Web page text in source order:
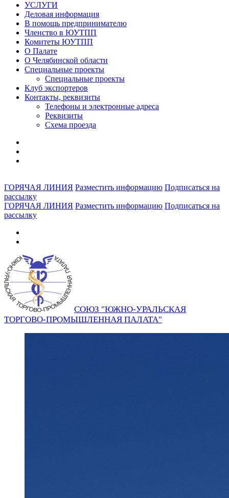
УСЛУГИ
Деловая информация
В помощь предпринимателю
Членство в ЮУТПП
Комитеты ЮУТПП
О Палате
О Челябинской области
Специальные проекты
Специальные проекты
Клуб экспортеров
Контакты, реквизиты
Телефоны и электронные адреса
Реквизиты
Схема проезда
ГОРЯЧАЯ ЛИНИЯ Разместить информацию Подписаться на
рассылку
ГОРЯЧАЯ ЛИНИЯ Разместить информацию Подписаться на
рассылку
СОЮЗ "ЮЖНО-УРАЛЬСКАЯ
ТОРГОВО-ПРОМЫШЛЕННАЯ ПАЛАТА"